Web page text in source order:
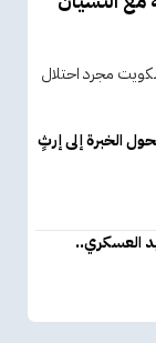
مجرد احتلال
الخبرة إلى إرثٍ
العسكري..